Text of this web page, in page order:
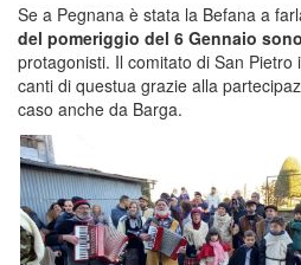
Se a Pegnana è stata la Befana a
del pomeriggio del 6 Gennaio
protagonisti. Il comitato di San
canti di questua grazie alla
caso anche da Barga.